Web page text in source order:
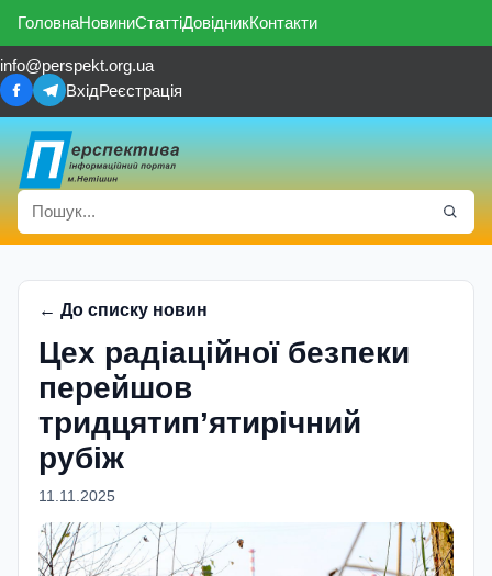
ГоловнаНовиниСтаттіДовідникКонтакти
info@perspekt.org.ua
ВхідРеєстрація
← До списку новин
Цех радіаційної безпеки
перейшов
тридцятип’ятирічний
рубіж
11.11.2025